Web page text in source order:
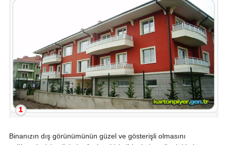
Binanızın dış görünümünün güzel ve gösterişli olmasını